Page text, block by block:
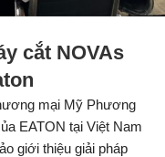
cắt NOVAs
mại Mỹ Phương
EATON tại Việt Nam
giới thiệu giải pháp